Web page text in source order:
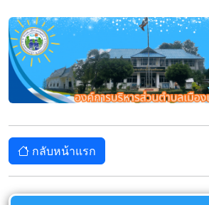
กลับหน้าแรก